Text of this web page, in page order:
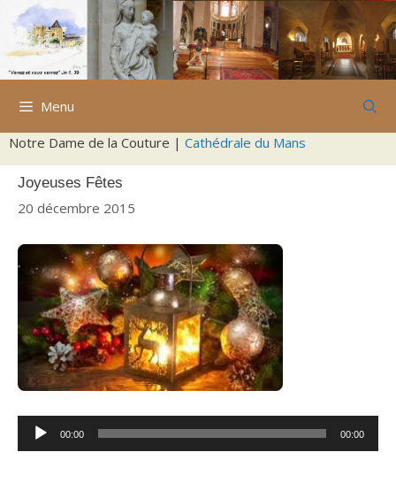
Aller
contenu
Menu
Notre Dame de la Couture | Cathédrale du Mans
Joyeuses Fêtes
20 décembre 2015
Lecteur
audio
00:00 00:00